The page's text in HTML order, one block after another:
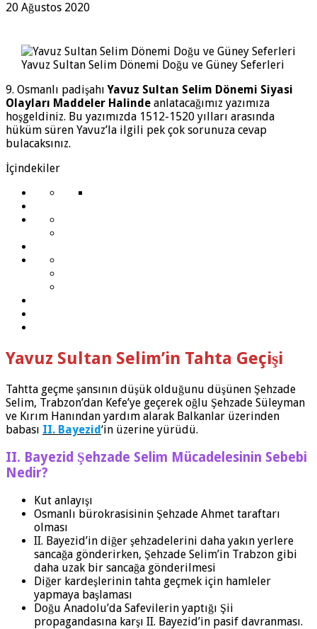
20 Ağustos 2020
Yavuz Sultan Selim Dönemi Doğu ve Güney Seferleri
9. Osmanlı padişahıYavuz Sultan Selim Dönemi Siyasi
Olayları Maddeler Halinde anlatacağımız yazımıza
hoşgeldiniz. Bu yazımızda 1512-1520 yılları arasında
hüküm süren Yavuz’la ilgili pek çok sorunuza cevap
bulacaksınız.
İçindekiler
Yavuz Sultan Selim’in Tahta Geçişi
Tahtta geçme şansının düşük olduğunu düşünen Şehzade
Selim, Trabzon’dan Kefe’ye geçerek oğlu Şehzade Süleyman
ve Kırım Hanından yardım alarak Balkanlar üzerinden
babası II. Bayezid‘in üzerine yürüdü.
II. Bayezid Şehzade Selim Mücadelesinin Sebebi
Nedir?
Kut anlayışı
Osmanlı bürokrasisinin Şehzade Ahmet taraftarı
olması
II. Bayezid’in diğer şehzadelerini daha yakın yerlere
sancağa gönderirken, Şehzade Selim’in Trabzon gibi
daha uzak bir sancağa gönderilmesi
Diğer kardeşlerinin tahta geçmek için hamleler
yapmaya başlaması
Doğu Anadolu’da Safevilerin yaptığı Şii
propagandasına karşı II. Bayezid’in pasif davranması.